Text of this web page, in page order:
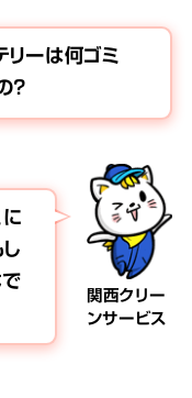
リーは何ゴミ
？
関西クリー
ンサービス